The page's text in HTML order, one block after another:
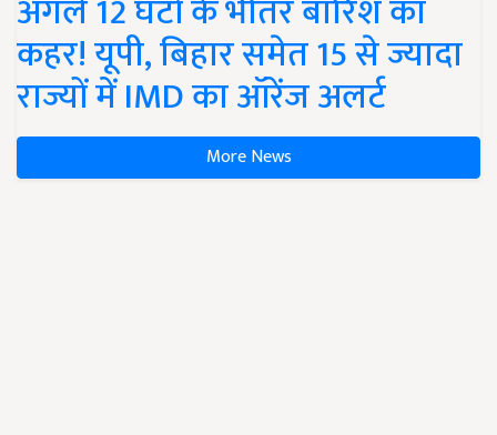
अगले 12 घंटों के भीतर बारिश का
कहर! यूपी, बिहार समेत 15 से ज्यादा
राज्यों में IMD का ऑरेंज अलर्ट
More News